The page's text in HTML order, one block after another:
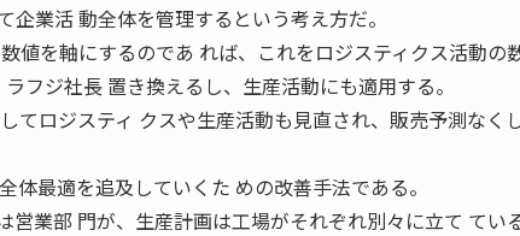
業活 動全体を管理するという考え方だ。
値を軸にするのであ れば、これをロジスティクス活動の
フジ社長 置き換えるし、生産活動にも適用する。
てロジスティ クスや生産活動も見直され、販売予測なく
体最適を追及していくた めの改善手法である。
営業部 門が、生産計画は工場がそれぞれ別々に立て てい